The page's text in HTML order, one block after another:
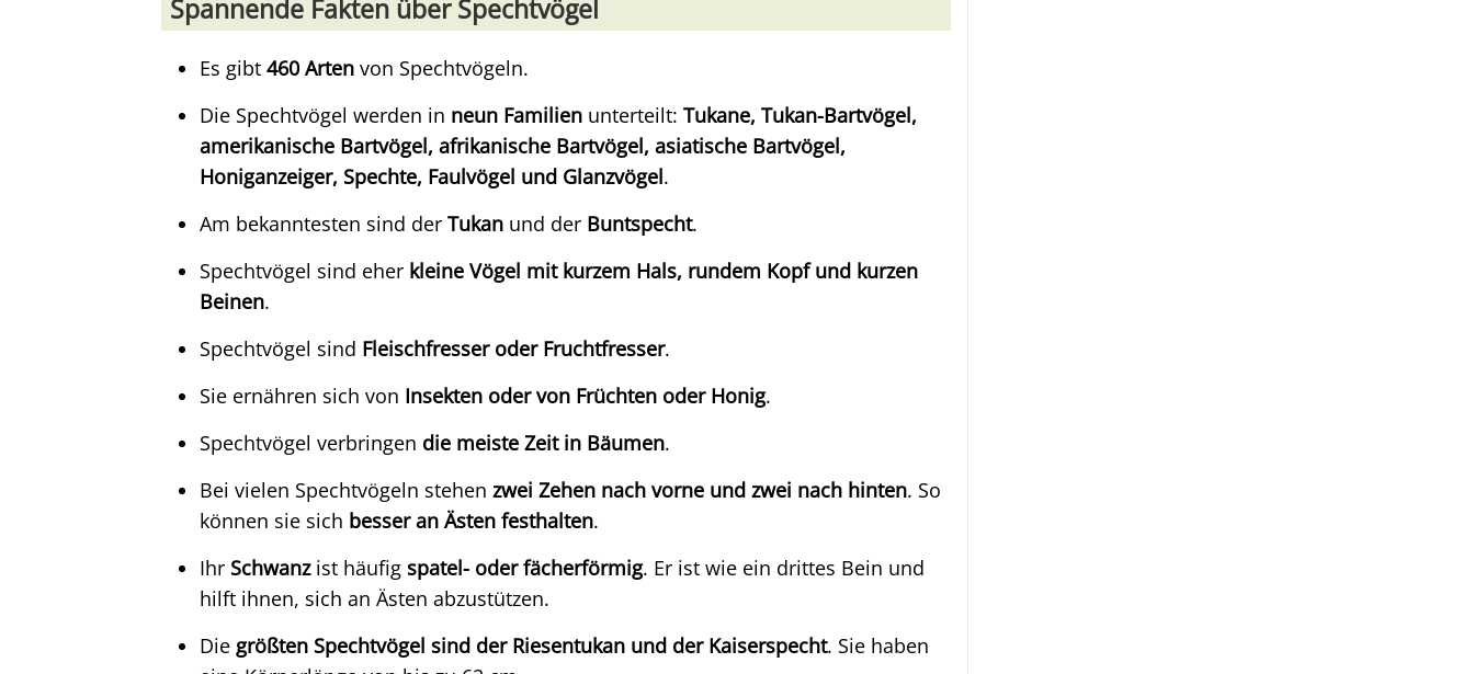
Spannende Fakten über Spechtvögel
Es gibt 460 Arten von Spechtvögeln.
Die Spechtvögel werden in neun Familien unterteilt: Tukane, Tukan-Bartvögel,
amerikanische Bartvögel, afrikanische Bartvögel, asiatische Bartvögel,
Honiganzeiger, Spechte, Faulvögel und Glanzvögel.
Am bekanntesten sind der Tukan und der Buntspecht.
Spechtvögel sind eher kleine Vögel mit kurzem Hals, rundem Kopf und kurzen
Beinen.
Spechtvögel sind Fleischfresser oder Fruchtfresser.
Sie ernähren sich von Insekten oder von Früchten oder Honig.
Spechtvögel verbringen die meiste Zeit in Bäumen.
Bei vielen Spechtvögeln stehen zwei Zehen nach vorne und zwei nach hinten. So
können sie sich besser an Ästen festhalten.
Ihr Schwanzist häufig spatel- oder fächerförmig. Er ist wie ein drittes Bein und
hilft ihnen, sich an Ästen abzustützen.
Die größten Spechtvögel sind der Riesentukan und der Kaiserspecht. Sie haben